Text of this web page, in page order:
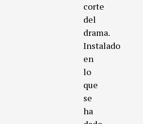
corte
del
drama.
Instalado
en
lo
que
se
ha